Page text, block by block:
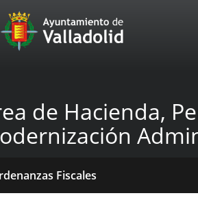
Portal
Web
Ayuntamiento
de
Valladolid
de Hacienda,
Fiscales